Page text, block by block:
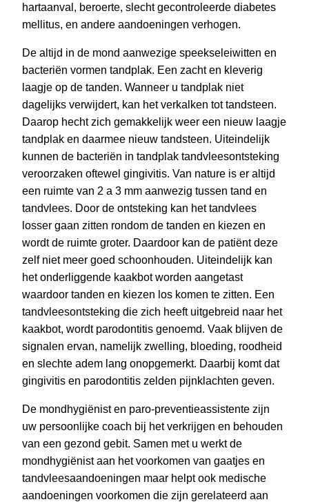
hartaanval, beroerte, slecht gecontroleerde diabetes
mellitus, en andere aandoeningen verhogen.
De altijd in de mond aanwezige speekseleiwitten en
bacteriën vormen tandplak. Een zacht en kleverig
laagje op de tanden. Wanneer u tandplak niet
dagelijks verwijdert, kan het verkalken tot tandsteen.
Daarop hecht zich gemakkelijk weer een nieuw laagje
tandplak en daarmee nieuw tandsteen. Uiteindelijk
kunnen de bacteriën in tandplak tandvleesontsteking
veroorzaken oftewel gingivitis. Van nature is er altijd
een ruimte van 2 a 3 mm aanwezig tussen tand en
tandvlees. Door de ontsteking kan het tandvlees
losser gaan zitten rondom de tanden en kiezen en
wordt de ruimte groter. Daardoor kan de patiënt deze
zelf niet meer goed schoonhouden. Uiteindelijk kan
het onderliggende kaakbot worden aangetast
waardoor tanden en kiezen los komen te zitten. Een
tandvleesontsteking die zich heeft uitgebreid naar het
kaakbot, wordt parodontitis genoemd. Vaak blijven de
signalen ervan, namelijk zwelling, bloeding, roodheid
en slechte adem lang onopgemerkt. Daarbij komt dat
gingivitis en parodontitis zelden pijnklachten geven.
De mondhygiënist en paro-preventieassistente zijn
uw persoonlijke coach bij het verkrijgen en behouden
van een gezond gebit. Samen met u werkt de
mondhygiënist aan het voorkomen van gaatjes en
tandvleesaandoeningen maar helpt ook medische
aandoeningen voorkomen die zijn gerelateerd aan